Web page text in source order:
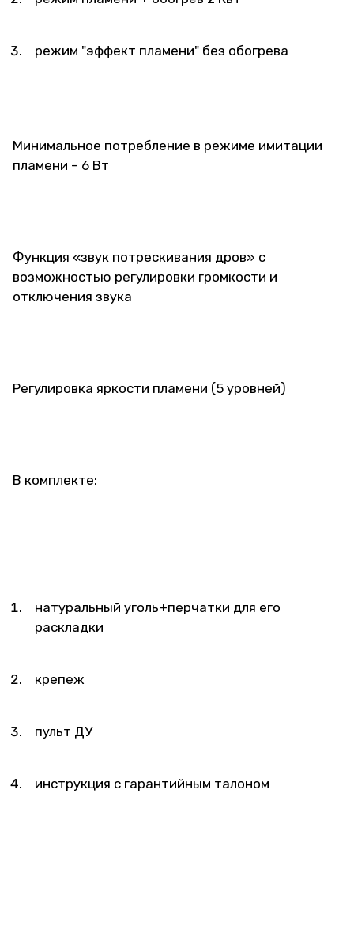
режим "эффект пламени" без обогрева
Минимальное потребление в режиме имитации
пламени – 6 Вт
Функция «звук потрескивания дров» с
возможностью регулировки громкости и
отключения звука
Регулировка яркости пламени (5 уровней)
В комплекте:
натуральный уголь+перчатки для его
раскладки
крепеж
пульт ДУ
инструкция с гарантийным талоном